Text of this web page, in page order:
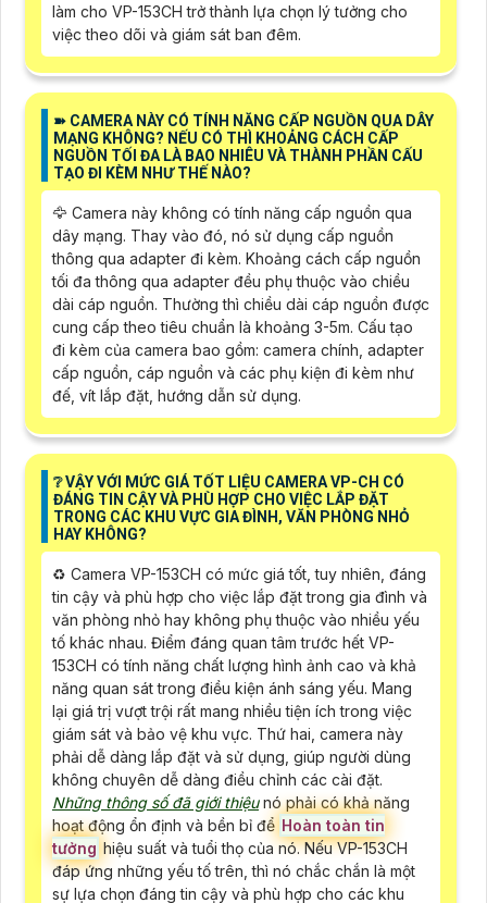
làm cho VP-153CH trở thành lựa chọn lý tưởng cho
việc theo dõi và giám sát ban đêm.
➽ CAMERA NÀY CÓ TÍNH NĂNG CẤP NGUỒN QUA DÂY
MẠNG KHÔNG? NẾU CÓ THÌ KHOẢNG CÁCH CẤP
NGUỒN TỐI ĐA LÀ BAO NHIÊU VÀ THÀNH PHẦN CẤU
TẠO ĐI KÈM NHƯ THẾ NÀO?
🦅 Camera này không có tính năng cấp nguồn qua
dây mạng. Thay vào đó, nó sử dụng cấp nguồn
thông qua adapter đi kèm. Khoảng cách cấp nguồn
tối đa thông qua adapter đều phụ thuộc vào chiều
dài cáp nguồn. Thường thì chiều dài cáp nguồn được
cung cấp theo tiêu chuẩn là khoảng 3-5m. Cấu tạo
đi kèm của camera bao gồm: camera chính, adapter
cấp nguồn, cáp nguồn và các phụ kiện đi kèm như
đế, vít lắp đặt, hướng dẫn sử dụng.
❔ VẬY VỚI MỨC GIÁ TỐT LIỆU CAMERA VP-CH CÓ
ĐÁNG TIN CẬY VÀ PHÙ HỢP CHO VIỆC LẮP ĐẶT
TRONG CÁC KHU VỰC GIA ĐÌNH, VĂN PHÒNG NHỎ
HAY KHÔNG?
♻️ Camera VP-153CH có mức giá tốt, tuy nhiên, đáng
tin cậy và phù hợp cho việc lắp đặt trong gia đình và
văn phòng nhỏ hay không phụ thuộc vào nhiều yếu
tố khác nhau. Điểm đáng quan tâm trước hết VP-
153CH có tính năng chất lượng hình ảnh cao và khả
năng quan sát trong điều kiện ánh sáng yếu. Mang
lại giá trị vượt trội rất mang nhiều tiện ích trong việc
giám sát và bảo vệ khu vực. Thứ hai, camera này
phải dễ dàng lắp đặt và sử dụng, giúp người dùng
không chuyên dễ dàng điều chỉnh các cài đặt.
Những thông số đã giới thiệunó phải có khả năng
hoạt động ổn định và bền bỉ để Hoàn toàn tin
tưởng hiệu suất và tuổi thọ của nó. Nếu VP-153CH
đáp ứng những yếu tố trên, thì nó chắc chắn là một
sự lựa chọn đáng tin cậy và phù hợp cho các khu